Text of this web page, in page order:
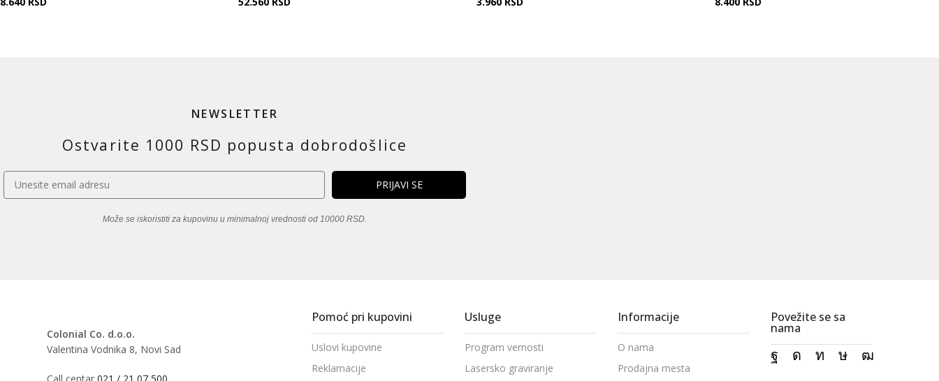
NEWSLETTER
Ostvarite 1000 RSD popusta dobrodošlice
Može se iskoristiti za kupovinu u minimalnoj vrednosti od 10000 RSD.
Colonial Co. d.o.o.
Valentina Vodnika 8, Novi Sad
Pomoć pri kupovini
Uslovi kupovine
Reklamacije
Usluge
Program vernosti
Lasersko graviranje
Informacije
O nama
Prodajna mesta
Povežite se sa
nama